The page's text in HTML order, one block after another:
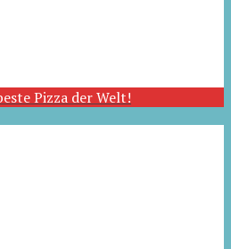
Pizza der Welt!